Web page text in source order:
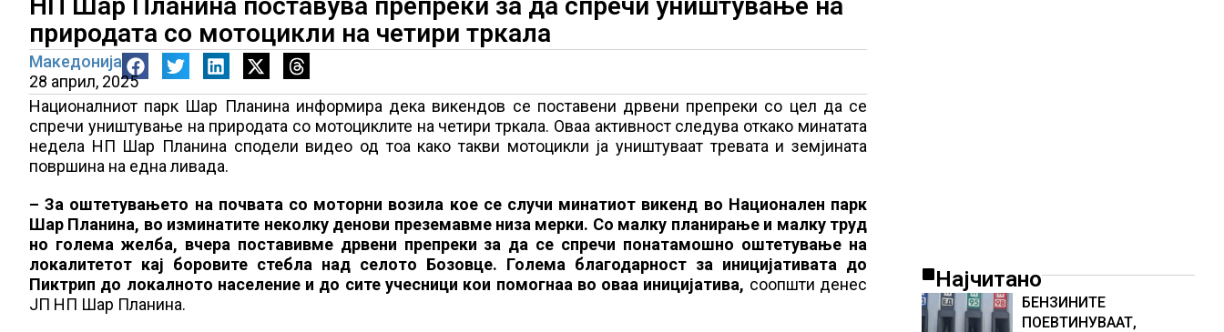
природата со мотоцикли на четири тркала
Македонија
28 април, 2025
Националниот парк Шар Планина информира дека викендов се поставени дрвени препреки со цел да се
спречи уништување на природата со мотоциклите на четири тркала. Оваа активност следува откако минатата
недела НП Шар Планина сподели видео од тоа како такви мотоцикли ја уништуваaт тревата и земјината
површина на една ливада.
– За оштетувањето на почвата со моторни возила кое се случи минатиот викенд во Национален парк
Шар Планина, во изминатите неколку денови преземавме низа мерки. Со малку планирање и малку труд
но голема желба, вчера поставивме дрвени препреки за да се спречи понатамошно оштетување на
локалитетот кај боровите стебла над селото Бозовце. Голема благодарност за иницијативата до
Пиктрип до локалното население и до сите учесници кои помогнаа во оваа иницијатива, соопшти денес
ЈП НП Шар Планина.
Најчитано
БЕНЗИНИТЕ
ПОЕВТИНУВААТ,